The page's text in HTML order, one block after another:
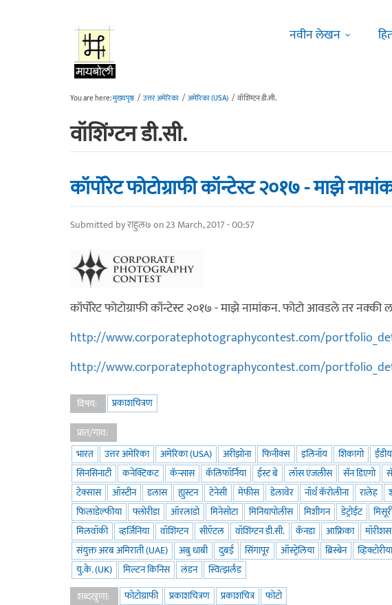
नवीन लेखन
You are here:मुख्यपृष्ठ / उत्तर अमेरिका / अमेरिका (USA) / वॉशिंग्टन डी.सी.
वॉशिंग्टन डी.सी.
कॉर्पोरेट फोटोग्राफी कॉन्टेस्ट २०१७ - माझे
Submitted byराहुल७on 23 March, 2017 - 00:57
कॉर्पोरेट फोटोग्राफी कॉन्टेस्ट २०१७ - माझे नामांकन. फोटो आवडले तर नक्की
http://www.corporatephotographycontest.com/
http://www.corporatephotographycontest.com/
विषय:
प्रकाशचित्रण
प्रांत/गाव:
भारत
उत्तर अमेरिका अमेरिका (USA) अरीझोना फिनीक्स इलिनॉय शिकागो
सिनसिनाटी
कनेक्टिकट कॅन्सास कॅलिफॉर्निया ईस्ट बे लॉस एंजलीस सॅन डिएगो
टेक्सास
ऑस्टीन डलास ह्युस्टन टेनेसी मेंफीस डेलावेर नॉर्थ कॅरोलीना रालेह
फिलाडेल्फीया
फ्लोरीडा ऑरलांडो मिनेसोटा मिनियापोलीस मिशीगन डेट्रोईट
मिलवॉकी
व्हर्जिनिया वॉशिंग्टन सीऍटल वॉशिंग्टन डी.सी. कॅनडा आफ्रिका मॉरीशस
संयुक्त अरब अमिराती (UAE)
अबु धाबी दुबई सिंगापूर ऑस्ट्रेलिया ब्रिस्बेन व्हिक्टोरीया
यु.के. (UK)
मिल्टन किनिस लंडन
स्वित्झर्लंड
शब्दखुणा:
फोटोग्राफी प्रकाशचित्रण प्रकाशचित्र फोटो